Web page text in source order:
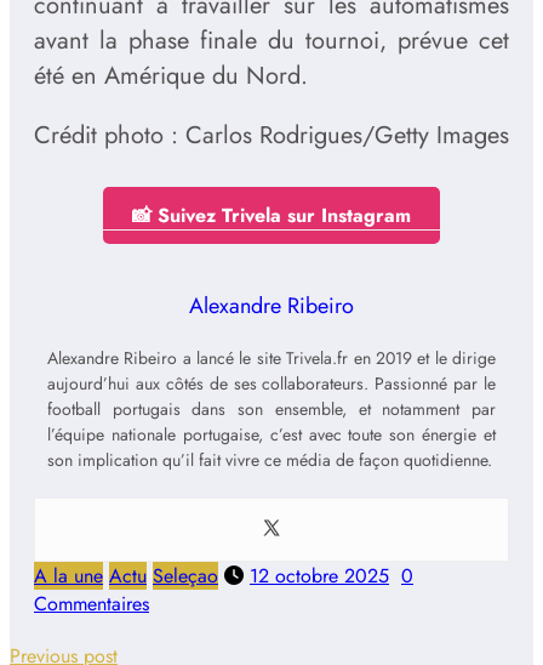
avant la phase finale du tournoi, prévue cet
été en Amérique du Nord.
Crédit photo : Carlos Rodrigues/Getty Images
📸 Suivez Trivela sur Instagram
Alexandre Ribeiro
Alexandre Ribeiro a lancé le site Trivela.fr en 2019 et le dirige
aujourd’hui aux côtés de ses collaborateurs. Passionné par le
football portugais dans son ensemble, et notamment par
l’équipe nationale portugaise, c’est avec toute son énergie et
son implication qu’il fait vivre ce média de façon quotidienne.
A la une Actu Seleçao 12 octobre 2025 0
Commentaires
Previous post